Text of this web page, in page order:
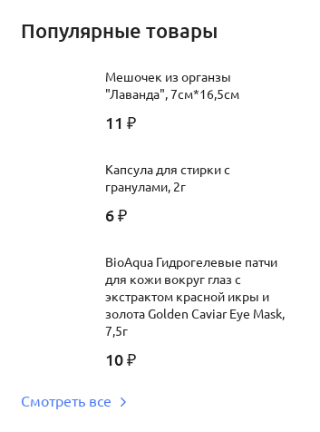
Популярные товары
Мешочек из органзы
"Лаванда", 7см*16,5см
11 ₽
Капсула для стирки с
гранулами, 2г
6 ₽
BioAqua Гидрогелевые патчи
для кожи вокруг глаз c
экстрактом красной икры и
золота Golden Caviar Eye Mask,
7,5г
10 ₽
Смотреть все